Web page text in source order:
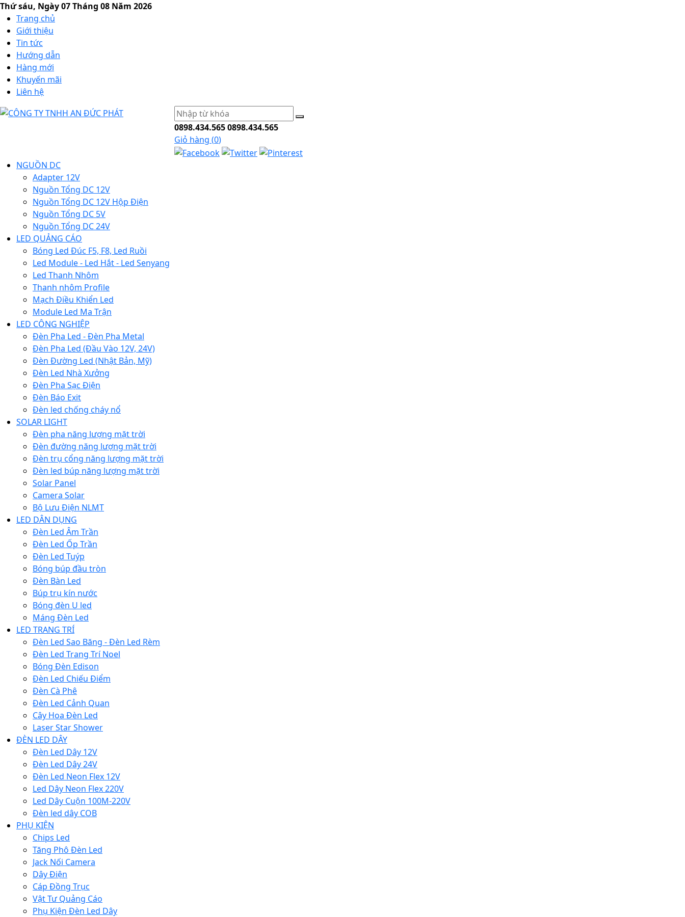
Thứ sáu, Ngày 07 Tháng 08 Năm 2026
Trang chủ
Giới thiệu
Tin tức
Hướng dẫn
Hàng mới
Khuyến mãi
Liên hệ
0898.434.5650898.434.565
Giỏ hàng (0)
NGUỒN DC
Adapter 12V
Nguồn Tổng DC 12V
Nguồn Tổng DC 12V Hộp Điện
Nguồn Tổng DC 5V
Nguồn Tổng DC 24V
LED QUẢNG CÁO
Bóng Led Đúc F5, F8, Led Ruồi
Led Module - Led Hắt - Led Senyang
Led Thanh Nhôm
Thanh nhôm Profile
Mạch Điều Khiển Led
Module Led Ma Trận
LED CÔNG NGHIỆP
Đèn Pha Led - Đèn Pha Metal
Đèn Pha Led (Đầu Vào 12V, 24V)
Đèn Đường Led (Nhật Bản, Mỹ)
Đèn Led Nhà Xưởng
Đèn Pha Sạc Điện
Đèn Báo Exit
Đèn led chống cháy nổ
SOLAR LIGHT
Đèn pha năng lượng mặt trời
Đèn đường năng lượng mặt trời
Đèn trụ cổng năng lượng mặt trời
Đèn led búp năng lượng mặt trời
Solar Panel
Camera Solar
Bộ Lưu Điện NLMT
LED DÂN DỤNG
Đèn Led Âm Trần
Đèn Led Ốp Trần
Đèn Led Tuýp
Bóng búp đầu tròn
Đèn Bàn Led
Búp trụ kín nước
Bóng đèn U led
Máng Đèn Led
LED TRANG TRÍ
Đèn Led Sao Băng - Đèn Led Rèm
Đèn Led Trang Trí Noel
Bóng Đèn Edison
Đèn Led Chiếu Điểm
Đèn Cà Phê
Đèn Led Cảnh Quan
Cây Hoa Đèn Led
Laser Star Shower
ĐÈN LED DÂY
Đèn Led Dây 12V
Đèn Led Dây 24V
Đèn Led Neon Flex 12V
Led Dây Neon Flex 220V
Led Dây Cuộn 100M-220V
Đèn led dây COB
PHỤ KIỆN
Chips Led
Tăng Phô Đèn Led
Jack Nối Camera
Dây Điện
Cáp Đồng Trục
Vật Tư Quảng Cáo
Phụ Kiện Đèn Led Dây